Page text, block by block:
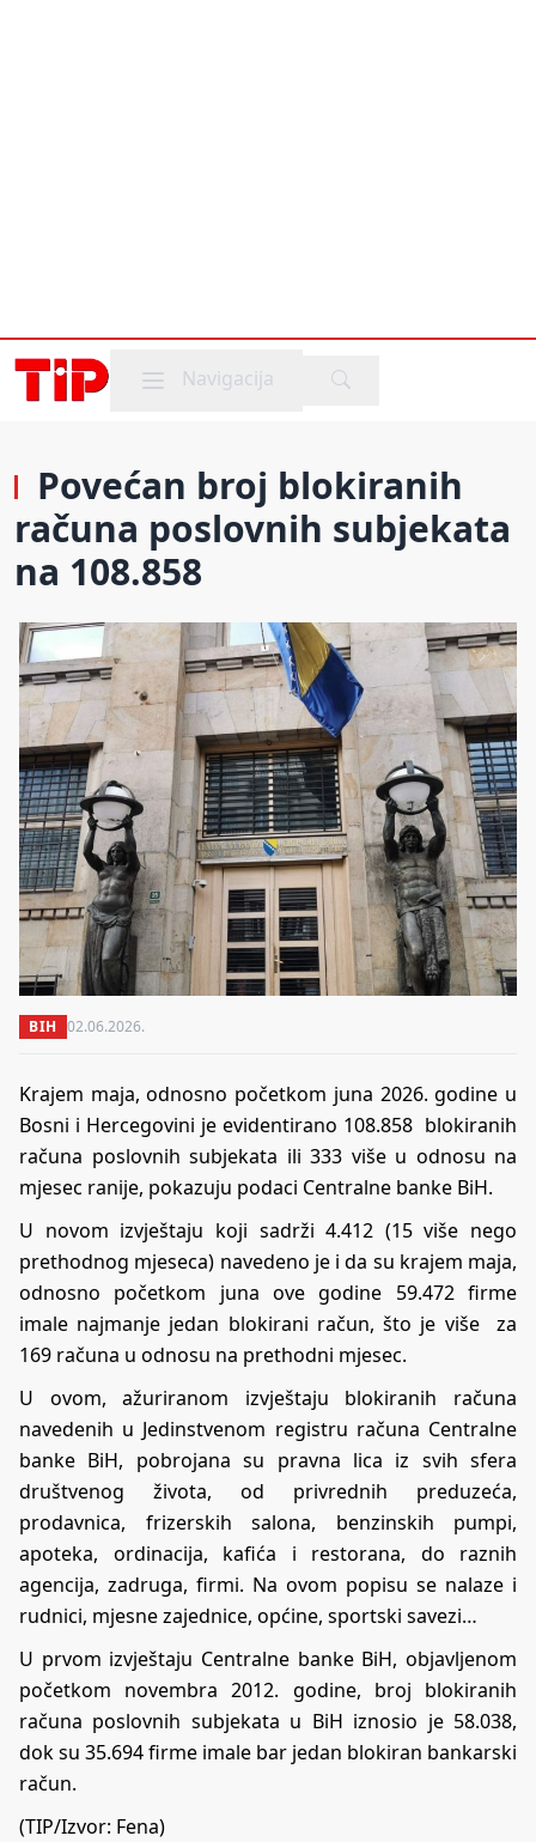
Mobile menu
Navigacija
Povećan broj blokiranih
računa poslovnih subjekata
na 108.858
BIH 02.06.2026.
Krajem maja, odnosno početkom juna 2026. godine u
Bosni i Hercegovini je evidentirano 108.858 blokiranih
računa poslovnih subjekata ili 333 više u odnosu na
mjesec ranije, pokazuju podaci Centralne banke BiH.
U novom izvještaju koji sadrži 4.412 (15 više nego
prethodnog mjeseca) navedeno je i da su krajem maja,
odnosno početkom juna ove godine 59.472 firme
imale najmanje jedan blokirani račun, što je više za
169 računa u odnosu na prethodni mjesec.
U ovom, ažuriranom izvještaju blokiranih računa
navedenih u Jedinstvenom registru računa Centralne
banke BiH, pobrojana su pravna lica iz svih sfera
društvenog života, od privrednih preduzeća,
prodavnica, frizerskih salona, benzinskih pumpi,
apoteka, ordinacija, kafića i restorana, do raznih
agencija, zadruga, firmi. Na ovom popisu se nalaze i
rudnici, mjesne zajednice, općine, sportski savezi…
U prvom izvještaju Centralne banke BiH, objavljenom
početkom novembra 2012. godine, broj blokiranih
računa poslovnih subjekata u BiH iznosio je 58.038,
dok su 35.694 firme imale bar jedan blokiran bankarski
račun.
(TIP/Izvor: Fena)